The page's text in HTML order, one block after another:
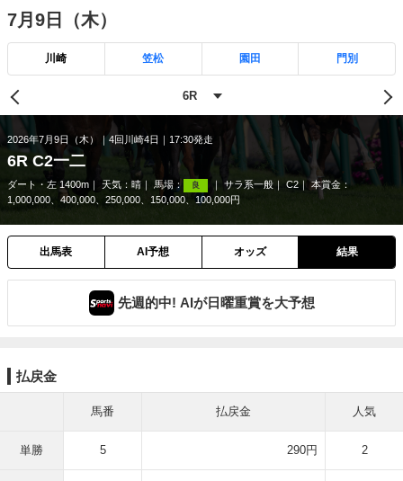
7月9日（木）
川崎 笠松 園田 門別
2026年7月9日（木） 4回川崎4日 17:30発走
6R C2一二
ダート・左 1400m 天気： 晴 馬場： 良 サラ系一般 C2
本賞金：
1,000,000、400,000、250,000、150,000、100,000円
出馬表 AI予想 オッズ 結果
先週的中! AIが日曜重賞を大予想
払戻金
馬番 払戻金 人気
単勝 5 290円 2